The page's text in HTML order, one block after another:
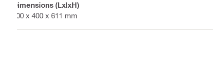
Dimensions (LxlxH)
600 x 400 x 611 mm